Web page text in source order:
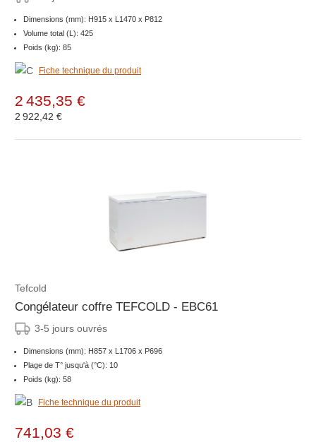
Dimensions (mm): H915 x L1470 x P812
Volume total (L): 425
Poids (kg): 85
Fiche technique du produit
2 435,35 €
2 922,42 €
Tefcold
Congélateur coffre TEFCOLD - EBC61
3-5 jours ouvrés
Dimensions (mm): H857 x L1706 x P696
Plage de T° jusqu'à (°C): 10
Poids (kg): 58
Fiche technique du produit
741,03 €